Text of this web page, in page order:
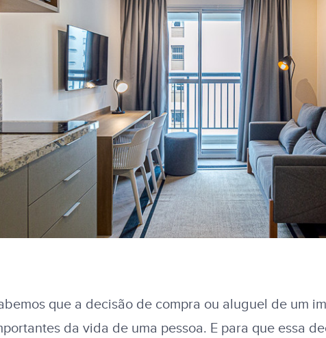
que a decisão de compra ou aluguel de um
da vida de uma pessoa. E para que essa